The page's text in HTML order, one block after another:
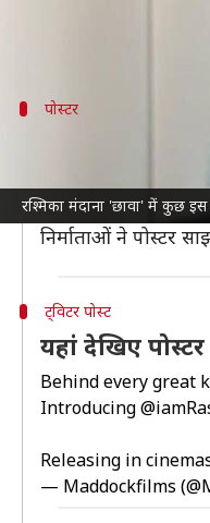
रश्मिका मंदाना 'छावा' में कुछ
पोस्टर
हर महान राजा
रश्मिका 'छावा' में
फिल्म के पोस्टर में
निर्माताओं ने पोस्टर
ट्विटर पोस्ट
यहां देखिए पोस्टर
Behind every great
Introducing
Releasing in
— Maddockfilms